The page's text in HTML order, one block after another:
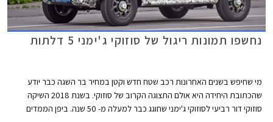
נחשפו תמונות ריגול של סוזוקי ג'ימני 5 דלתות
מי שחיפש בשנים האחרונות רכב שטח חדש וקטן במחיר בר השגה כבר יודע
שהכתובת היחידה היא אולם התצוגה הקרוב של סוזוקי. בשנת 2018 השיקה
סוזוקי דור רביעי לסוזוקי ג'ימני שחוגג כבר למעלה מ- 50 שנה. ביפן הממדים